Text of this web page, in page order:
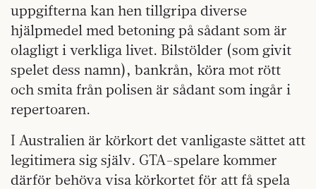
uppgifterna kan hen tillgripa diverse
hjälpmedel med betoning på sådant som är
olagligt i verkliga livet. Bilstölder (som givit
spelet dess namn), bankrån, köra mot rött
och smita från polisen är sådant som ingår i
repertoaren.
I Australien är körkort det vanligaste sättet att
legitimera sig själv. GTA-spelare kommer
därför behöva visa körkortet för att få spela